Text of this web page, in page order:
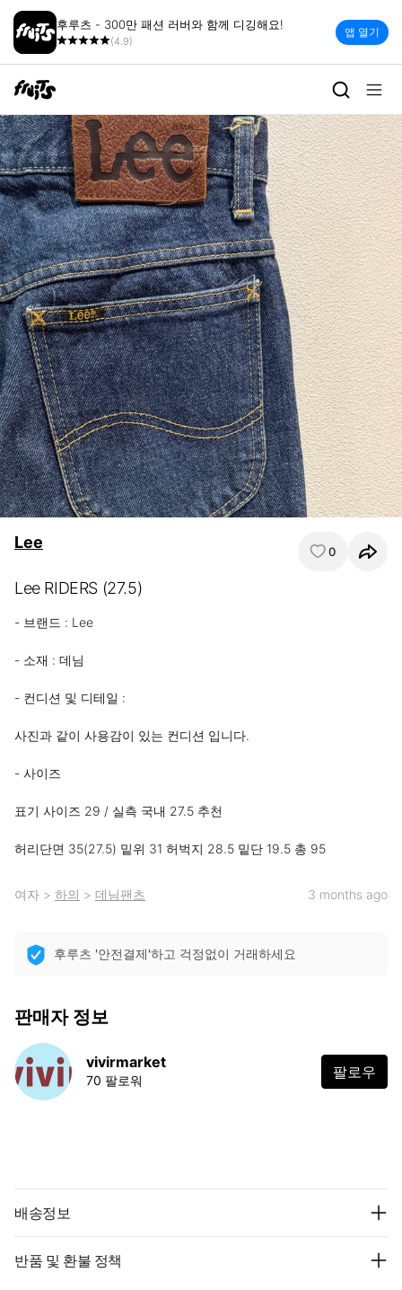
후루츠 - 300만 패션 러버와 함께 디깅해요!
(4.9)
앱 열기
Lee 0
Lee RIDERS (27.5)
- 브랜드 : Lee
- 소재 : 데님
- 컨디션 및 디테일 :
사진과 같이 사용감이 있는 컨디션 입니다.
- 사이즈
표기 사이즈 29 / 실측 국내 27.5 추천
허리단면 35(27.5) 밑위 31 허벅지 28.5 밑단 19.5 총 95
여자 > 하의 > 데님팬츠 3 months ago
후루츠 '안전결제'하고 걱정없이 거래하세요
판매자 정보
vivirmarket
70 팔로워 팔로우
배송정보
반품 및 환불 정책